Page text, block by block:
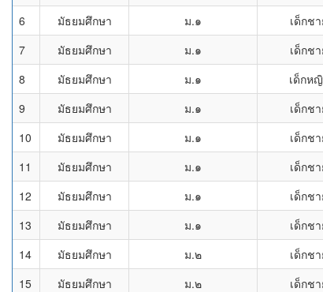
6
มัธยมศึกษา ม.๑ เด็กช
7
มัธยมศึกษา ม.๑ เด็กช
8
มัธยมศึกษา ม.๑ เด็กห
9
มัธยมศึกษา ม.๑ เด็กช
10
มัธยมศึกษา ม.๑ เด็กช
11
มัธยมศึกษา ม.๑ เด็กช
12
มัธยมศึกษา ม.๑ เด็กช
13
มัธยมศึกษา ม.๑ เด็กช
14
มัธยมศึกษา ม.๒ เด็กช
15
มัธยมศึกษา ม.๒ เด็กช